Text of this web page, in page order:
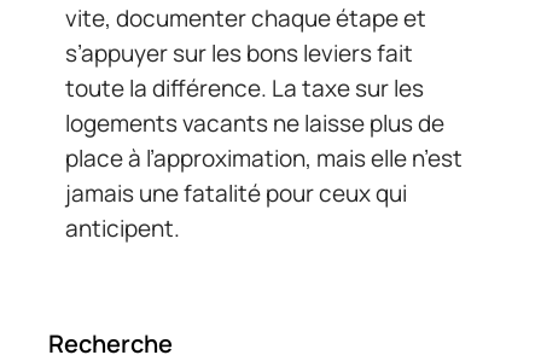
vite, documenter chaque étape et
s’appuyer sur les bons leviers fait
toute la différence. La taxe sur les
logements vacants ne laisse plus de
place à l’approximation, mais elle n’est
jamais une fatalité pour ceux qui
anticipent.
Recherche